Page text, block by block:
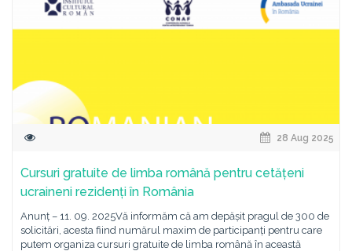
28 Aug 2025
Cursuri gratuite de limba română pentru cetățeni
ucraineni rezidenți în România
Anunț – 11. 09. 2025Vă informăm că am depășit pragul de 300 de
solicitări, acesta fiind numărul maxim de participanți pentru care
putem organiza cursuri gratuite de limba română în această